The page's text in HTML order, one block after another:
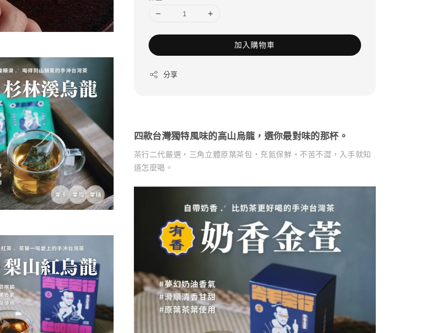
加入購物車
分享
四款台灣獨特風味的高山烏龍，選你最對味的那杯。
茶行二代嚴選・三角立體原葉茶包・充氮保鮮・不苦不澀，入手就知
道怎麼喝。